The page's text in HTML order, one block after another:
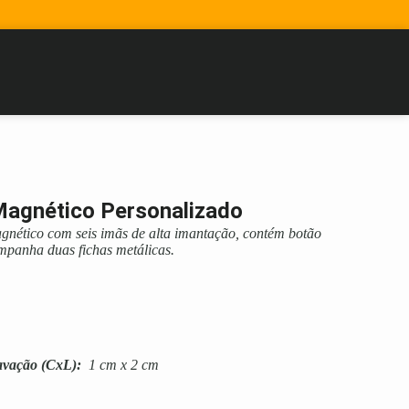
Personalizado
com seis imãs de alta imantação, contém botão
duas fichas metálicas.
(CxL): 1 cm x 2 cm